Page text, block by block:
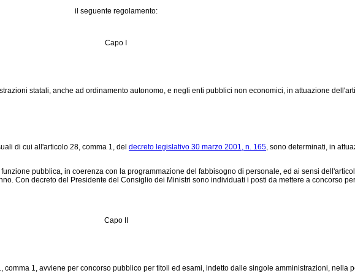
il seguente regolamento:
Capo I
statali, anche ad ordinamento autonomo, e negli enti pubblici non economici, in attuazione
di cui all'articolo 28, comma 1, del decreto legislativo 30 marzo 2001, n. 165, sono determinati, in
pubblica, in coerenza con la programmazione del fabbisogno di personale, ed ai sensi
Con decreto del Presidente del Consiglio dei Ministri sono individuati i posti da mettere a concorso
Capo II
1, avviene per concorso pubblico per titoli ed esami, indetto dalle singole amministrazioni, nella